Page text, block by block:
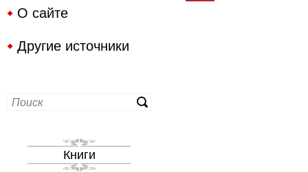
О сайте
Другие источники
Книги